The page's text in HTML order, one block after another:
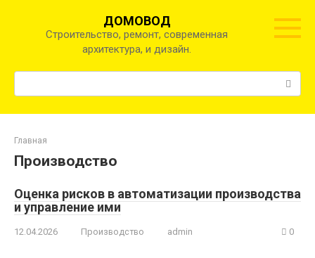
ДОМОВОД
Строительство, ремонт, современная
архитектура, и дизайн.
Главная
Производство
Оценка рисков в автоматизации производства
и управление ими
12.04.2026 Производство admin 0